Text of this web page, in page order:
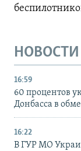
НОВОСТИ
16:59
60 процентов
Донбасса в
16:22
В ГУР МО